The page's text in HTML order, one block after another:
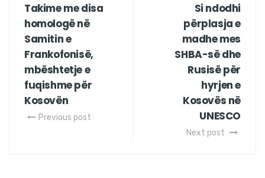
Takime me disa
homologë në
Samitin e
Frankofonisë,
mbështetje e
fuqishme për
Kosovën
Previous post
Si ndodhi
përplasja e
madhe mes
SHBA-së dhe
Rusisë për
hyrjen e
Kosovës në
UNESCO
Next post